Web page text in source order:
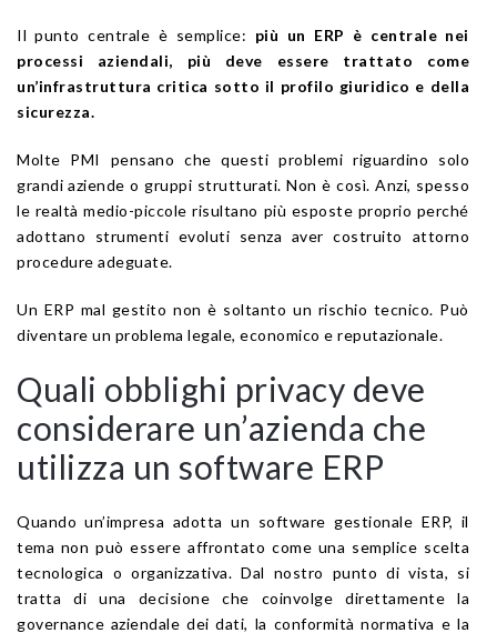
Il punto centrale è semplice: più un ERP è centrale nei
processi aziendali, più deve essere trattato come
un’infrastruttura critica sotto il profilo giuridico e della
sicurezza.
Molte PMI pensano che questi problemi riguardino solo
grandi aziende o gruppi strutturati. Non è così. Anzi, spesso
le realtà medio-piccole risultano più esposte proprio perché
adottano strumenti evoluti senza aver costruito attorno
procedure adeguate.
Un ERP mal gestito non è soltanto un rischio tecnico. Può
diventare un problema legale, economico e reputazionale.
Quali obblighi privacy deve
considerare un’azienda che
utilizza un software ERP
Quando un’impresa adotta un software gestionale ERP, il
tema non può essere affrontato come una semplice scelta
tecnologica o organizzativa. Dal nostro punto di vista, si
tratta di una decisione che coinvolge direttamente la
governance aziendale dei dati, la conformità normativa e la